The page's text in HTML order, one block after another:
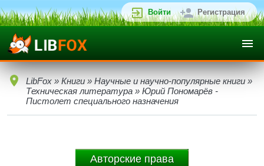
Войти Регистрация
LibFox » Книги » Научные и научно-популярные книги »
Техническая литература » Юрий Пономарёв -
Пистолет специального назначения
Авторские права